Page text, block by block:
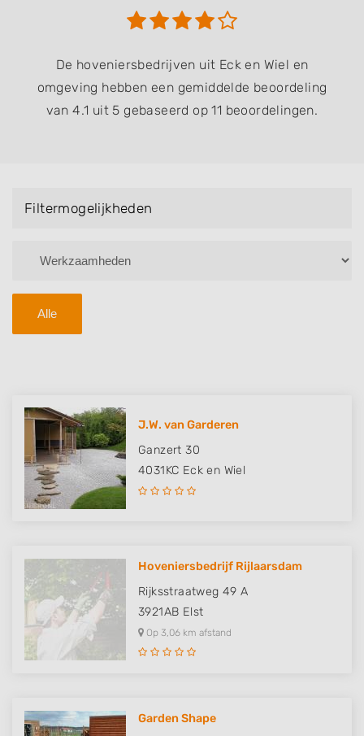
De hoveniersbedrijven uit Eck en Wiel en
omgeving hebben een gemiddelde beoordeling
van 4.1 uit 5 gebaseerd op 11 beoordelingen.
Filtermogelijkheden
Alle
J.W. van Garderen
Ganzert 30
4031KC Eck en Wiel
Hoveniersbedrijf Rijlaarsdam
Rijksstraatweg 49 A
3921AB Elst
Op 3,06 km afstand
Garden Shape